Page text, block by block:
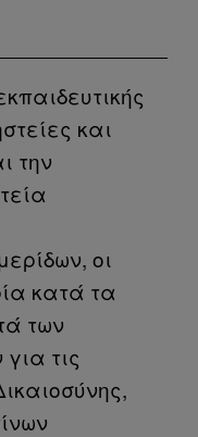
και
την
οι
κατά τα
των
τις